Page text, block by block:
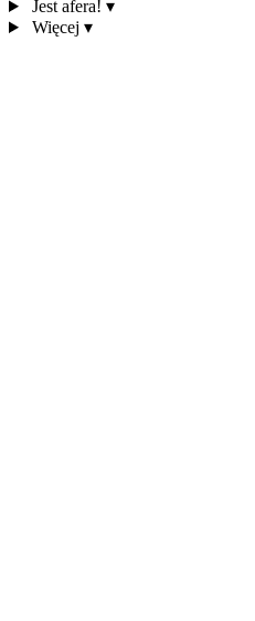
Jest afera! ▾
Więcej ▾